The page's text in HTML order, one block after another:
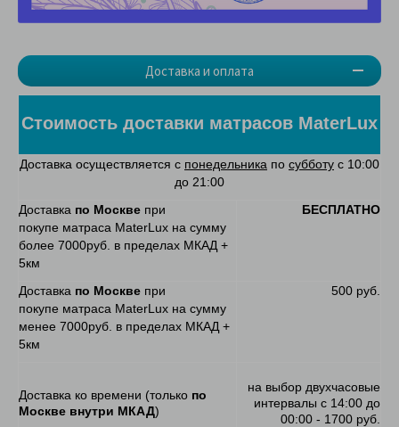
Доставка и оплата
Стоимость доставки матрасов MaterLux
Доставка осуществляется с понедельника по субботу с 10:00
до 21:00
Доставка по Москве при
покупе матраса MaterLux на сумму
более 7000руб. в пределах МКАД +
5км
БЕСПЛАТНО
Доставка по Москве при
покупе матраса MaterLux на сумму
менее 7000руб. в пределах МКАД +
5км
500 руб.
Доставка ко времени (только по
Москве внутри МКАД)
на выбор двухчасовые
интервалы с 14:00 до
00:00 - 1700 руб.